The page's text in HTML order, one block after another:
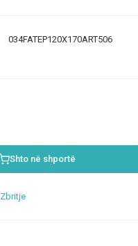
034FATEP120X170ART506
Shto në shportë
Zbritje